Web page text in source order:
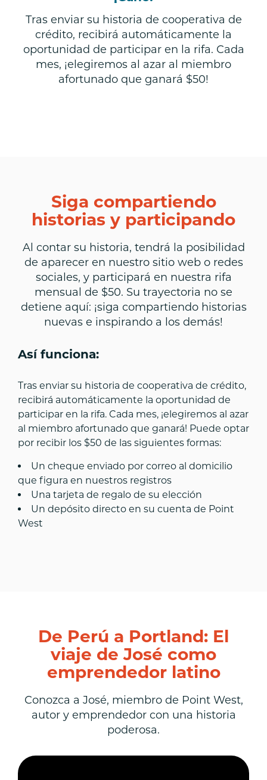
Tras enviar su historia de cooperativa de
crédito, recibirá automáticamente la
oportunidad de participar en la rifa. Cada
mes, ¡elegiremos al azar al miembro
afortunado que ganará $50!
Siga compartiendo
historias y participando
Al contar su historia, tendrá la posibilidad
de aparecer en nuestro sitio web o redes
sociales, y participará en nuestra rifa
mensual de $50. Su trayectoria no se
detiene aquí: ¡siga compartiendo historias
nuevas e inspirando a los demás!
Así funciona:
Tras enviar su historia de cooperativa de crédito,
recibirá automáticamente la oportunidad de
participar en la rifa. Cada mes, ¡elegiremos al azar
al miembro afortunado que ganará! Puede optar
por recibir los $50 de las siguientes formas:
Un cheque enviado por correo al domicilio
que figura en nuestros registros
Una tarjeta de regalo de su elección
Un depósito directo en su cuenta de Point
West
De Perú a Portland: El
viaje de José como
emprendedor latino
Conozca a José, miembro de Point West,
autor y emprendedor con una historia
poderosa.